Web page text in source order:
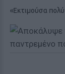
«Εκτιμούσα